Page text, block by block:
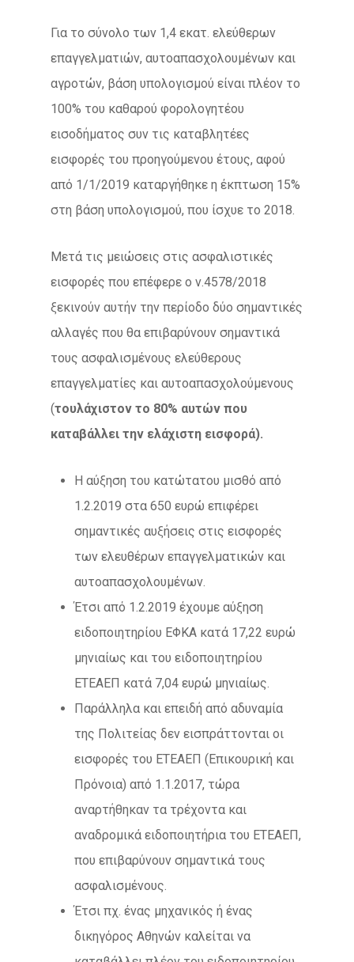
Για το σύνολο των 1,4 εκατ. ελεύθερων
επαγγελματιών, αυτοαπασχολουμένων και
αγροτών, βάση υπολογισμού είναι πλέον το
100% του καθαρού φορολογητέου
εισοδήματος συν τις καταβλητέες
εισφορές του προηγούμενου έτους, αφού
από 1/1/2019 καταργήθηκε η έκπτωση 15%
στη βάση υπολογισμού, που ίσχυε το 2018.
Μετά τις μειώσεις στις ασφαλιστικές
εισφορές που επέφερε ο ν.4578/2018
ξεκινούν αυτήν την περίοδο δύο σημαντικές
αλλαγές που θα επιβαρύνουν σημαντικά
τους ασφαλισμένους ελεύθερους
επαγγελματίες και αυτοαπασχολούμενους
(τουλάχιστον το 80% αυτών που
καταβάλλει την ελάχιστη εισφορά).
Η αύξηση του κατώτατου μισθό από
1.2.2019 στα 650 ευρώ επιφέρει
σημαντικές αυξήσεις στις εισφορές
των ελευθέρων επαγγελματικών και
αυτοαπασχολουμένων.
Έτσι από 1.2.2019 έχουμε αύξηση
ειδοποιητηρίου ΕΦΚΑ κατά 17,22 ευρώ
μηνιαίως και του ειδοποιητηρίου
ΕΤΕΑΕΠ κατά 7,04 ευρώ μηνιαίως.
Παράλληλα και επειδή από αδυναμία
της Πολιτείας δεν εισπράττονται οι
εισφορές του ΕΤΕΑΕΠ (Επικουρική και
Πρόνοια) από 1.1.2017, τώρα
αναρτήθηκαν τα τρέχοντα και
αναδρομικά ειδοποιητήρια του ΕΤΕΑΕΠ,
που επιβαρύνουν σημαντικά τους
ασφαλισμένους.
Έτσι πχ. ένας μηχανικός ή ένας
δικηγόρος Αθηνών καλείται να